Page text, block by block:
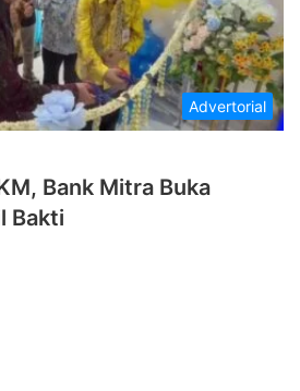
Advertorial
Bank Mitra Buka
Bakti